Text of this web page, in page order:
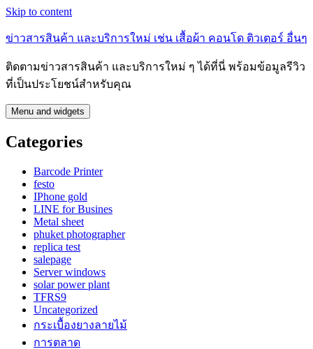
Skip to content
ข่าวสารสินค้า และบริการใหม่ เช่น เสื้อผ้า คอนโด ติวเตอร์ อื่นๆ
ติดตามข่าวสารสินค้า และบริการใหม่ ๆ ได้ที่นี่ พร้อมข้อมูลรีวิว
ที่เป็นประโยชน์สำหรับคุณ
Menu and widgets
Categories
Barcode Printer
festo
IPhone gold
LINE for Busines
Metal sheet
phuket photographer
replica test
salepage
Server windows
solar power plant
TFRS9
Uncategorized
กระเบื้องยางลายไม้
การตลาด